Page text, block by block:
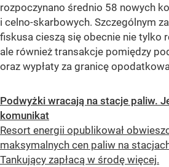
rozpoczynano średnio 58 nowych
i celno-skarbowych. Szczególnym
fiskusa cieszą się obecnie nie tylko
ale również transakcje pomiędzy
oraz wypłaty za granicę
Podwyżki wracają na stacje paliw.
komunikat
Resort energii opublikował
maksymalnych cen paliw na
Tankujący zapłacą w środę więcej.